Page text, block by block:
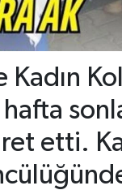
hafta
etti.